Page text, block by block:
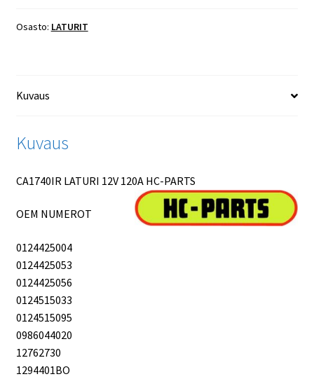
HC-
Osasto: LATURIT
Kuvaus
Kuvaus
CA1740IR LATURI 12V 120A HC-PARTS
OEM NUMEROT
0124425004
0124425053
0124425056
0124515033
0124515095
0986044020
12762730
1294401BO